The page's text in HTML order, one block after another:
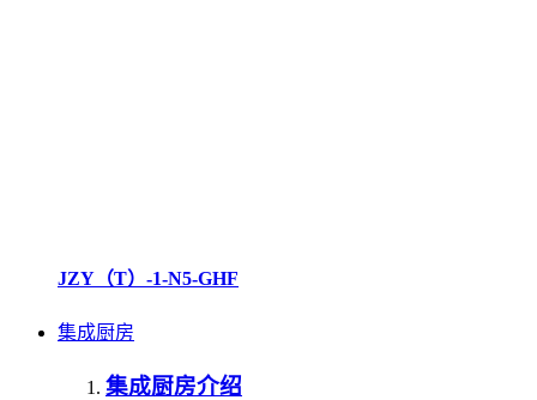
JZY（T）-1-N5-GHF
集成厨房
集成厨房介绍